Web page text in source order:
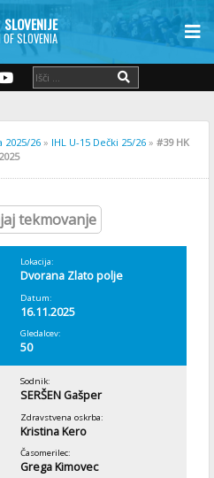
SLOVENIA
2025/26 » IHL U-15 Dečki 25/26 » #39 HK
tekmovanje
Lokacija:
Dvorana Zlato polje
Datum:
16.11.2025
Gledalcev:
50
Sodnik:
SERŠEN Gašper
Zdravstvena oskrba:
Kristina Kero
Časomerilec:
Grega Kimovec